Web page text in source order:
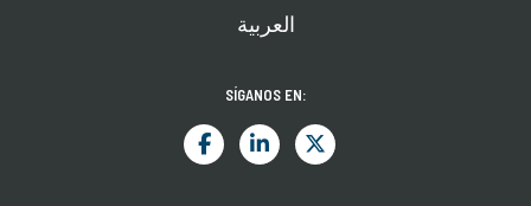
العربية
SÍGANOS EN: